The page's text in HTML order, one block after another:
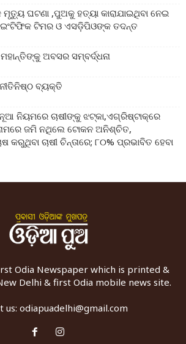
ଘଟଣା ,ପୁଅକୁ ହତ୍ୟା କାରାଯାଇଥିବା ନେଇ
ଟିମର ଓ ଏସଡ଼ିପିଓଙ୍କ ତଦନ୍ତ
ଅବସର ସମ୍ବର୍ଦ୍ଧନା
ବ୍ୟକ୍ତି
ନିୟମରେ ଚାଷୀଙ୍କୁ ଝଟ୍‌କା,ଏଗ୍ରିଷ୍ଟାକ୍‌ରେ
ଜମି ନଥିଲେ ଟୋକନ ଅନିଶ୍ଚିତ,
କରୁଥିବା ଚାଷୀ ଚିନ୍ତାରେ; ୮୦% ପ୍ରଭାବିତ ହେବା
Odia Newspaper which is printed &
Delhi & first Odia mobile news site.
us: odiapuadelhi@gmail.com